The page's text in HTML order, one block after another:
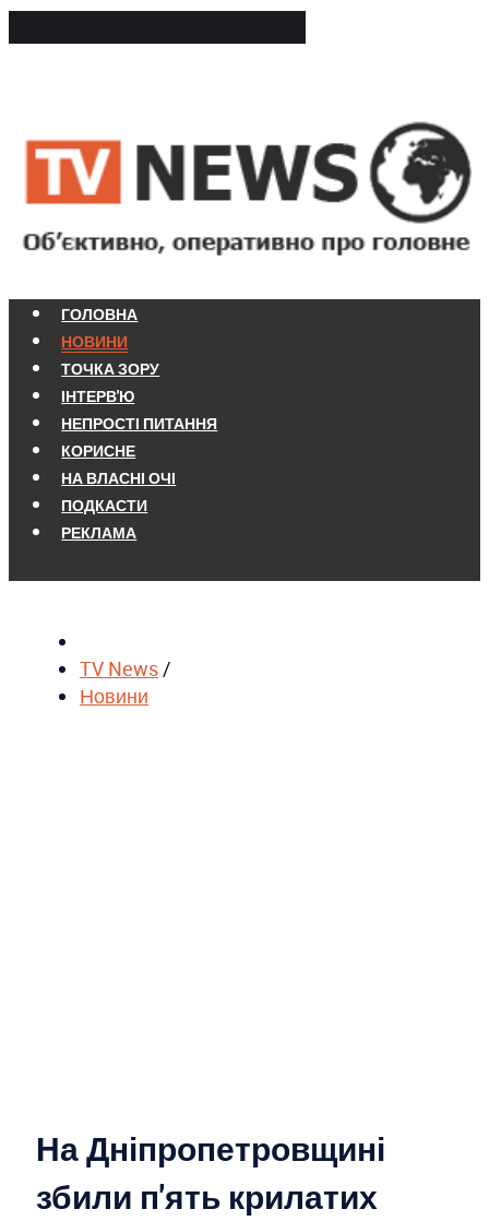
ГОЛОВНА
НОВИНИ
ТОЧКА ЗОРУ
ІНТЕРВ'Ю
НЕПРОСТІ ПИТАННЯ
КОРИСНЕ
НА ВЛАСНІ ОЧІ
ПОДКАСТИ
РЕКЛАМА
TV News/
Новини
На Дніпропетровщині
збили п'ять крилатих